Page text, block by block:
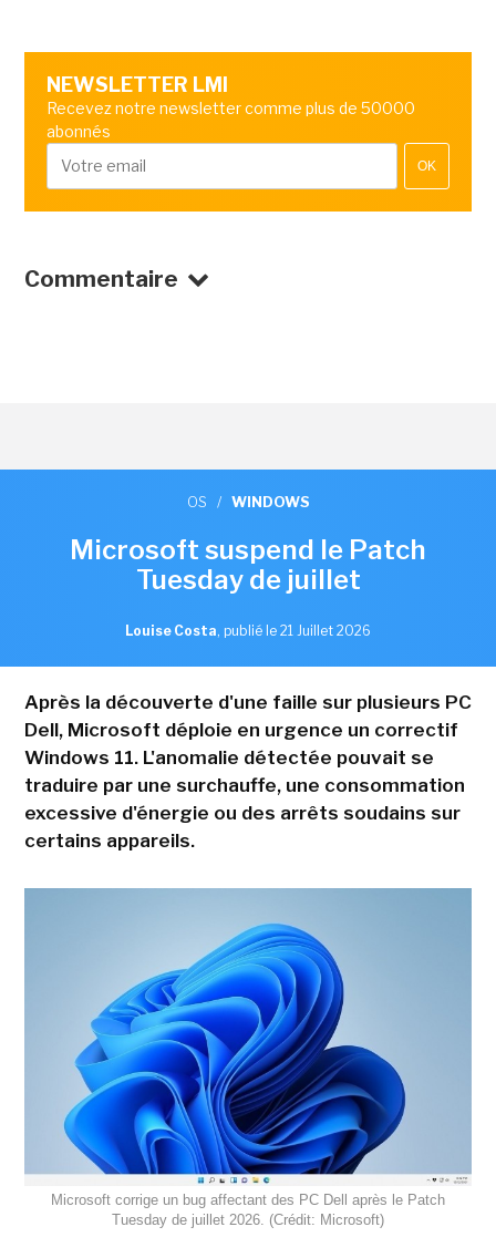
NEWSLETTER LMI
Recevez notre newsletter comme plus de 50000
abonnés
OK
Commentaire
OS / WINDOWS
Microsoft suspend le Patch
Tuesday de juillet
Louise Costa, publié le 21 Juillet 2026
Après la découverte d'une faille sur plusieurs PC
Dell, Microsoft déploie en urgence un correctif
Windows 11. L'anomalie détectée pouvait se
traduire par une surchauffe, une consommation
excessive d'énergie ou des arrêts soudains sur
certains appareils.
Microsoft corrige un bug affectant des PC Dell après le Patch
Tuesday de juillet 2026. (Crédit: Microsoft)